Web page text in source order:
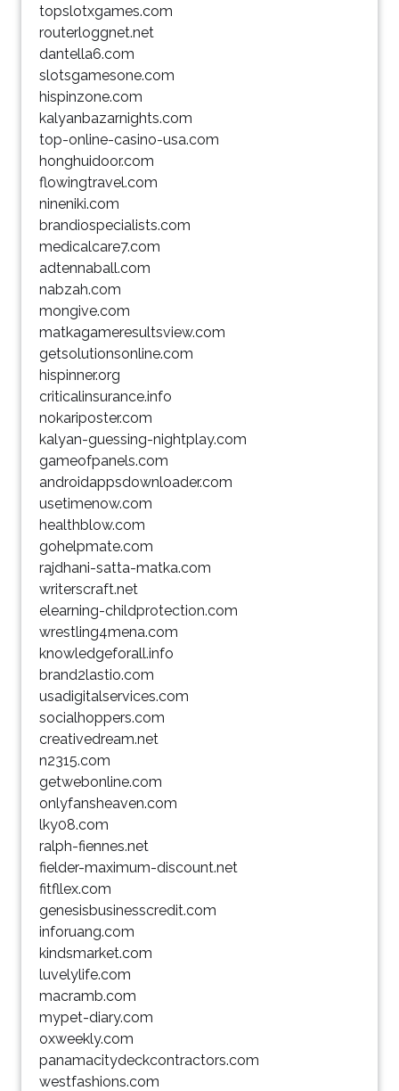
topslotxgames.com
routerloggnet.net
dantella6.com
slotsgamesone.com
hispinzone.com
kalyanbazarnights.com
top-online-casino-usa.com
honghuidoor.com
flowingtravel.com
nineniki.com
brandiospecialists.com
medicalcare7.com
adtennaball.com
nabzah.com
mongive.com
matkagameresultsview.com
getsolutionsonline.com
hispinner.org
criticalinsurance.info
nokariposter.com
kalyan-guessing-nightplay.com
gameofpanels.com
androidappsdownloader.com
usetimenow.com
healthblow.com
gohelpmate.com
rajdhani-satta-matka.com
writerscraft.net
elearning-childprotection.com
wrestling4mena.com
knowledgeforall.info
brand2lastio.com
usadigitalservices.com
socialhoppers.com
creativedream.net
n2315.com
getwebonline.com
onlyfansheaven.com
lky08.com
ralph-fiennes.net
fielder-maximum-discount.net
fitfllex.com
genesisbusinesscredit.com
inforuang.com
kindsmarket.com
luvelylife.com
macramb.com
mypet-diary.com
oxweekly.com
panamacitydeckcontractors.com
westfashions.com